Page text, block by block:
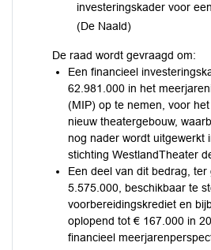
investeringskader voor
(De Naald)
De raad wordt gevraagd om:
Een financieel
62.981.000 in het
(MIP) op te nemen, voor
nieuw theatergebouw,
nog nader wordt uitgewerkt
stichting WestlandTheater
Een deel van dit bedrag, ter
5.575.000, beschikbaar te
voorbereidingskrediet en
oplopend tot € 167.000 in
financieel